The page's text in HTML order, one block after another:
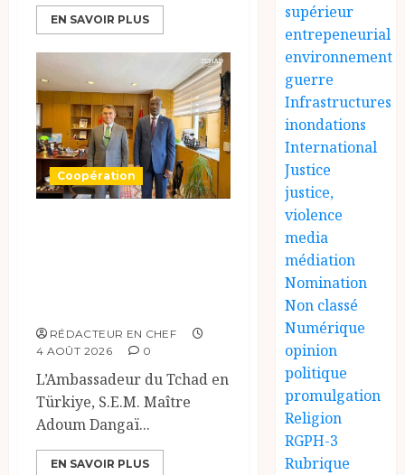
EN SAVOIR PLUS
Coopération
RÉDACTEUR EN CHEF
4 AOÛT 2026
0
L’Ambassadeur du Tchad en
Türkiye, S.E.M. Maître
Adoum Dangaï...
EN SAVOIR PLUS
supérieur
entrepeneurial
environnement
guerre
Infrastructures
inondations
International
Justice
justice,
violence
media
médiation
Nomination
Non classé
Numérique
opinion
politique
promulgation
Religion
RGPH-3
Rubrique